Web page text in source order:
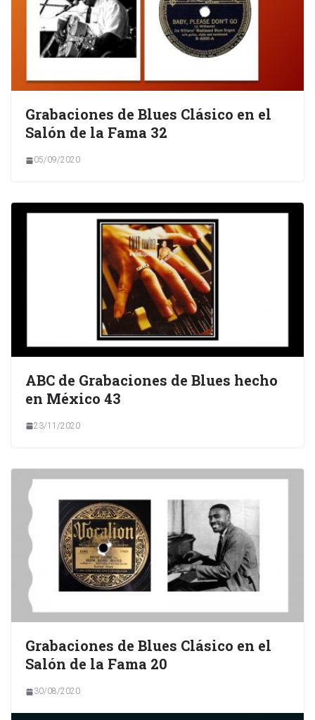
Grabaciones de Blues Clásico en el
Salón de la Fama 32
05/09/2020
ABC de Grabaciones de Blues hecho
en México 43
23/11/2020
Grabaciones de Blues Clásico en el
Salón de la Fama 20
30/08/2020